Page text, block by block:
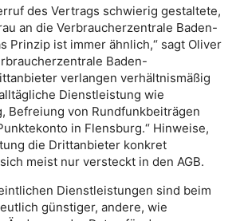
des Vertrags schwierig gestaltete,
an die Verbraucherzentrale Baden-
Prinzip ist immer ähnlich,“ sagt Oliver
Baden-
verlangen verhältnismäßig
Dienstleistung wie
Befreiung von Rundfunkbeiträgen
in Flensburg.“ Hinweise,
die Drittanbieter konkret
meist nur versteckt in den AGB.
Dienstleistungen sind beim
günstiger, andere, wie